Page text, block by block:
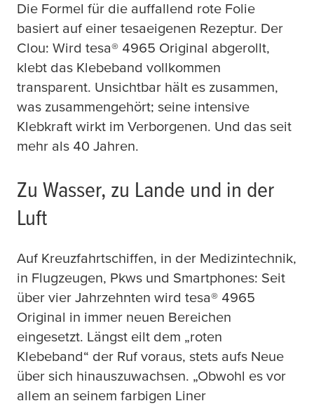
Die Formel für die auffallend rote Folie
basiert auf einer tesaeigenen Rezeptur. Der
Clou: Wird tesa® 4965 Original abgerollt,
klebt das Klebeband vollkommen
transparent. Unsichtbar hält es zusammen,
was zusammengehört; seine intensive
Klebkraft wirkt im Verborgenen. Und das seit
mehr als 40 Jahren.
Zu Wasser, zu Lande und in der
Luft
Auf Kreuzfahrtschiffen, in der Medizintechnik,
in Flugzeugen, Pkws und Smartphones: Seit
über vier Jahrzehnten wird tesa® 4965
Original in immer neuen Bereichen
eingesetzt. Längst eilt dem „roten
Klebeband“ der Ruf voraus, stets aufs Neue
über sich hinauszuwachsen. „Obwohl es vor
allem an seinem farbigen Liner